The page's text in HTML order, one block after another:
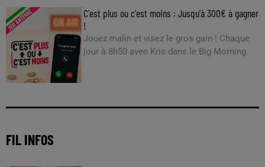
C'est plus ou c'est moins : Jusqu'à 300€ à gagner
!
Jouez malin et visez le gros gain ! Chaque
jour à 8h50 avec Kris dans le Big Morning
FIL INFOS